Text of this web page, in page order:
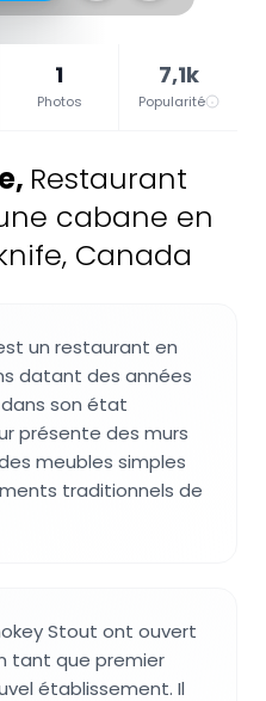
1
Photos
7,1k
Popularité
, Restaurant
cabane en
Canada
un restaurant en
datant des années
dans son état
présente des murs
meubles simples
traditionnels de
Stout ont ouvert
tant que premier
établissement. Il